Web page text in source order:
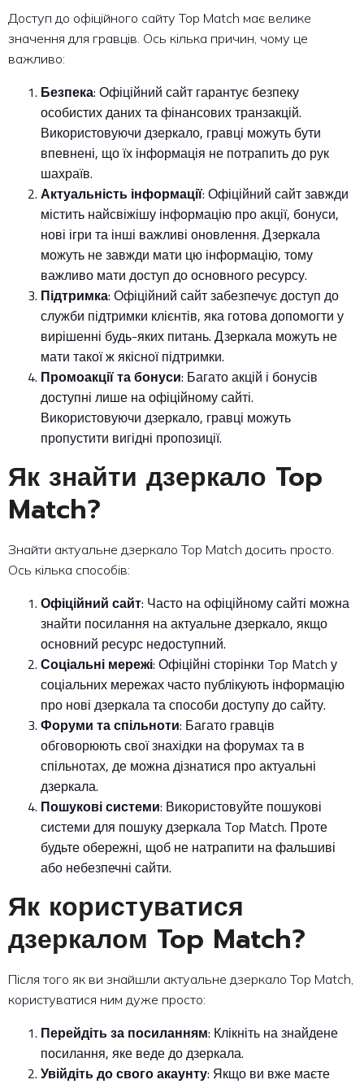
Доступ до офіційного сайту Top Match має велике
значення для гравців. Ось кілька причин, чому це
важливо:
Безпека: Офіційний сайт гарантує безпеку
особистих даних та фінансових транзакцій.
Використовуючи дзеркало, гравці можуть бути
впевнені, що їх інформація не потрапить до рук
шахраїв.
Актуальність інформації: Офіційний сайт завжди
містить найсвіжішу інформацію про акції, бонуси,
нові ігри та інші важливі оновлення. Дзеркала
можуть не завжди мати цю інформацію, тому
важливо мати доступ до основного ресурсу.
Підтримка: Офіційний сайт забезпечує доступ до
служби підтримки клієнтів, яка готова допомогти у
вирішенні будь-яких питань. Дзеркала можуть не
мати такої ж якісної підтримки.
Промоакції та бонуси: Багато акцій і бонусів
доступні лише на офіційному сайті.
Використовуючи дзеркало, гравці можуть
пропустити вигідні пропозиції.
Як знайти дзеркало Top
Match?
Знайти актуальне дзеркало Top Match досить просто.
Ось кілька способів:
Офіційний сайт: Часто на офіційному сайті можна
знайти посилання на актуальне дзеркало, якщо
основний ресурс недоступний.
Соціальні мережі: Офіційні сторінки Top Match у
соціальних мережах часто публікують інформацію
про нові дзеркала та способи доступу до сайту.
Форуми та спільноти: Багато гравців
обговорюють свої знахідки на форумах та в
спільнотах, де можна дізнатися про актуальні
дзеркала.
Пошукові системи: Використовуйте пошукові
системи для пошуку дзеркала Top Match. Проте
будьте обережні, щоб не натрапити на фальшиві
або небезпечні сайти.
Як користуватися
дзеркалом Top Match?
Після того як ви знайшли актуальне дзеркало Top Match,
користуватися ним дуже просто:
Перейдіть за посиланням: Клікніть на знайдене
посилання, яке веде до дзеркала.
Увійдіть до свого акаунту: Якщо ви вже маєте